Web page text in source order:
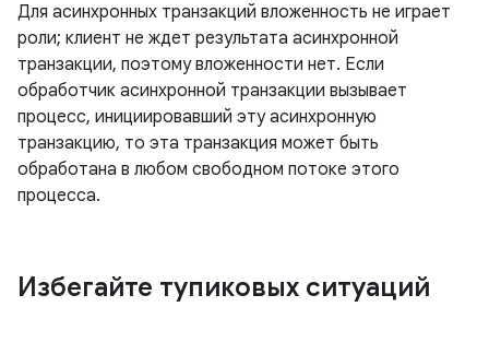
Для асинхронных транзакций вложенность не играет
роли; клиент не ждет результата асинхронной
транзакции, поэтому вложенности нет. Если
обработчик асинхронной транзакции вызывает
процесс, инициировавший эту асинхронную
транзакцию, то эта транзакция может быть
обработана в любом свободном потоке этого
процесса.
Избегайте тупиковых ситуаций